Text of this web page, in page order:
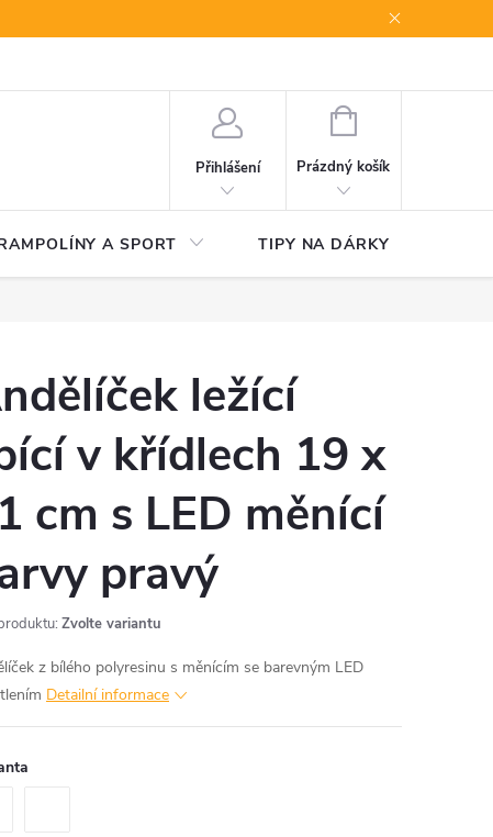
Přihlášení
NÁKUPNÍ
Prázdný košík
A SPORT TIPY NA DÁRKY
ležící
v křídlech 19 x
cm s LED měnící
pravý
Zvolte variantu
z bílého polyresinu s měnícím se barevným LED
Detailní informace